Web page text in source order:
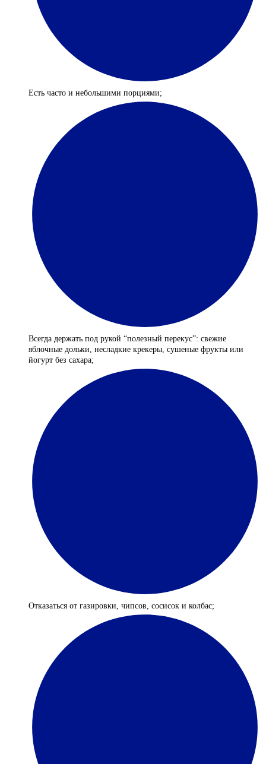
Есть часто и небольшими порциями;
Всегда держать под рукой “полезный перекус”: свежие
яблочные дольки, несладкие крекеры, сушеные фрукты или
йогурт без сахара;
Отказаться от газировки, чипсов, сосисок и колбас;